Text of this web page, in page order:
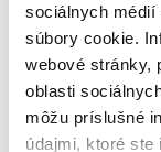
sociálnych médií
súbory cookie.
webové stránky,
oblasti
môžu príslušné
údajmi, ktoré